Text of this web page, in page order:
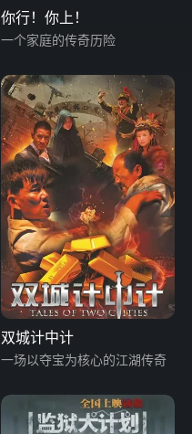
你行！你上！
一个家庭的传奇历险
双城计中计
一场以夺宝为核心的江湖传奇